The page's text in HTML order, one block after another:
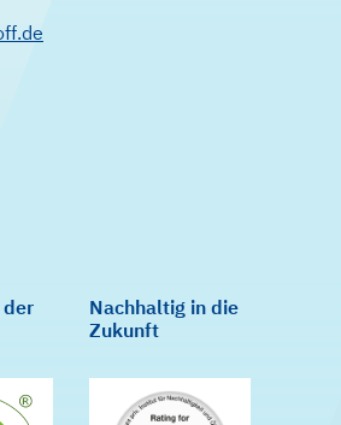
Nachhaltig in die
Zukunft